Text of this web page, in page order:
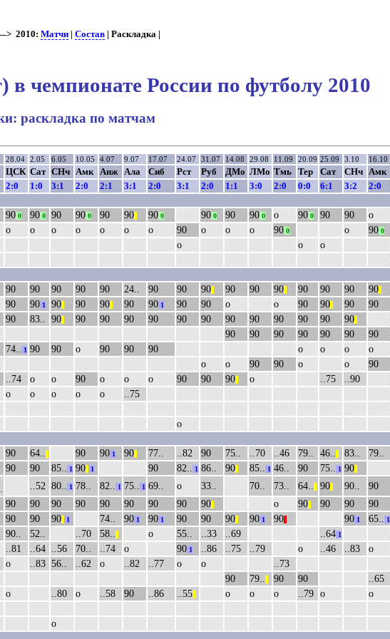
2010:Матчи |Состав | Раскладка |
в чемпионате России по футболу 2010
раскладка по матчам
28.04 2.05 6.05 10.05 4.07 9.07 17.07 24.07 31.07 14.08 29.08 11.09 20.09 25.09 3.10 16.10
ЦСК Сат СНч Амк Анж Ала Сиб Рст Руб ДМо ЛМо Тмь Тер Сат СНч Амк
2:0 1:0 3:1 2:0 2:1 3:1 2:0 3:1 2:0 1:1 3:0 2:0 0:0 6:1 3:2 2:0
90 0 90 0 90 90 0 90 90 90 0 90 0 90 90 0 о 90 0 90 90 о
о о о о о о о 90 о о о 90 0 о 90 0
о о о
90 90 90 90 90 24.. 90 90 90 90 90 90 90 90 90 90
90 90 1 90 90 90 90 90 1 90 90 о о 90 90 90 90
90 83.. 90 90 90 90 90 90 90 90 90 90 90 90 90
90 90 90 90 90 90 90
74.. 1 90 90 о 90 90 90 о о о о
о о 90 90 о о 90
..74 о о 90 о о о 90 90 90 о ..75 ..90
о о о о о
..75
о
90 64.. 90 90 1 90 77.. ..82 90 75.. ..70 ..46 79.. 46.. 83.. 79..
90 90 85.. 1 90 1 90 82.. 1 86.. 90 85.. 1 46.. 90 75.. 1 90
..52 80.. 1 78.. 82.. 1 75.. 1 69.. о 33.. 70.. 73.. 64.. 90 90.. 90
90 90 90 90 90 90 90 90 90 о 90 90 90 90
90 90 90 1 74.. 90 1 90 1 90 90 90 90 1 90 90 1 65.. 1
90.. 52.. ..70 58.. о 55.. ..33 ..69 ..64 1
..81 ..64 ..56 70.. ..74 о 90 1 ..86 ..75 ..79 о ..46 ..83 о
о ..83 56.. ..62 о ..82 ..77 о о ..73
90 79.. 90 90 ..65
о ..80 о ..58 90 ..86 ..55 о о о ..79 о о
о